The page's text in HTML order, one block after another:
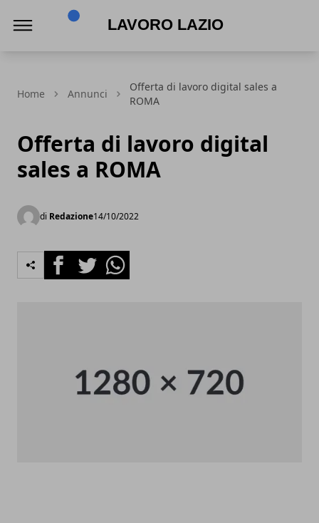
Home Annunci
Offerta di lavoro digital sales a
ROMA
Offerta di lavoro digital
sales a ROMA
di Redazione14/10/2022
FacebookTwitterWhatsapp